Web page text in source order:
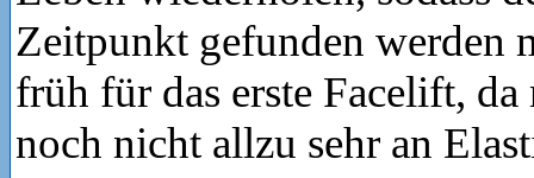
Zeitpunkt gefunden werden
früh für das erste Facelift,
noch nicht allzu sehr an